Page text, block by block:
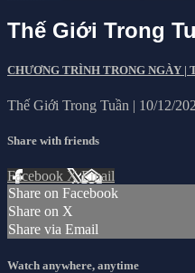
Thế Giới Trong
CHƯƠNG TRÌNH TRONG NGÀY |
Thế Giới Trong Tuần | 10/12/
Share with friends
Facebook XEmail
Share on Facebook
Share on X
Share via Email
Watch anywhere, anytime